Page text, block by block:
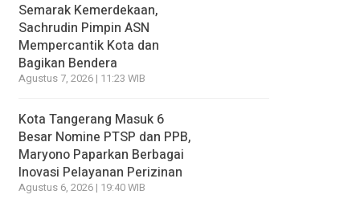
Semarak Kemerdekaan,
Sachrudin Pimpin ASN
Mempercantik Kota dan
Bagikan Bendera
Agustus 7, 2026 | 11:23 WIB
Kota Tangerang Masuk 6
Besar Nomine PTSP dan PPB,
Maryono Paparkan Berbagai
Inovasi Pelayanan Perizinan
Agustus 6, 2026 | 19:40 WIB